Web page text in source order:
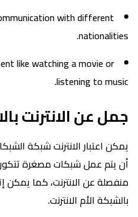
with different
nationalities.
like watching a movie or
listening to music.
جمل عن الانترنت
يمكن اعتبار الانترنت شبكة
أن يتم عمل شبكات مصغرة
منفصلة عن الانترنت، كما
بالشبكة الأم الانترنت.